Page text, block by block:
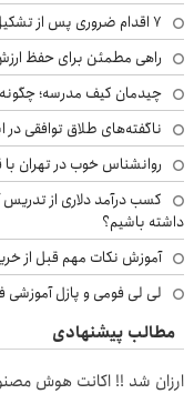
۷ اقدام ضروری پس از تشکیل پرونده مواد مخدر؛ راهنمای خانواده‌ها
راهی مطمئن برای حفظ
چیدمان کیف مدرسه؛
ناگفته‌های طلاق توافقی
روانشناس خوب در تهران
کسب درآمد دلاری از تدریس
داشته باشیم؟
آموزش نکات مهم قبل از
لی لی فومی و پازل آموزشی
مطالب پیشنهادی
ارزان شد !! اکانت هوش